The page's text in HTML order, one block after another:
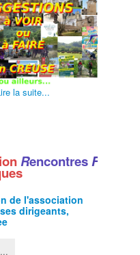
la suite...
RencontresF
de l'association
dirigeants,